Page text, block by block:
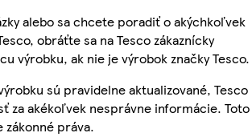
alebo sa chcete poradiť o akýchkoľvek
obráťte sa na Tesco zákaznícky
výrobku, ak nie je výrobok značky Tesco.
sú pravidelne aktualizované, Tesco
za akékoľvek nesprávne informácie. Toto
zákonné práva.